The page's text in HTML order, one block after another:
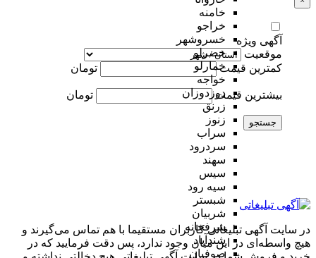
خامنه
خراجو
خسروشهر
خضرلو
خمارلو
خواجه
دوزدوزان
زرنق
زنوز
سراب
سردرود
سهند
سیس
سیه رود
شبستر
شربیان
شرفخانه
شندآباد
صوفیان
آگهی ویژه
موقعیت
کمترین قیمت
تومان
بیشترین قیمت تومان
جستجو
در سایت آگهی تبلیغاتی کاربران مستقیما با هم تماس می‌گیرند و
هیچ واسطه‌ای در این میان وجود ندارد، پس دقت فرمایید که در